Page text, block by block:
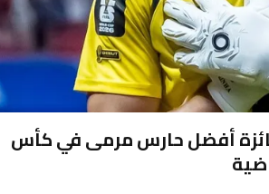
أفضل حارس مرمى في كأس